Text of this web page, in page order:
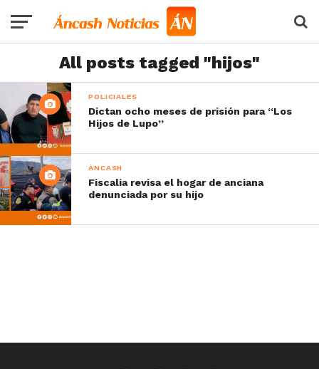
All posts tagged "hijos"
POLICIALES
Dictan ocho meses de prisión para “Los
Hijos de Lupo”
ÁNCASH
Fiscalia revisa el hogar de anciana
denunciada por su hijo